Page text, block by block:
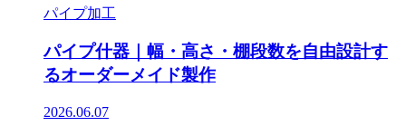
パイプ加工
パイプ什器｜幅・高さ・棚段数を自由設計す
るオーダーメイド製作
2026.06.07